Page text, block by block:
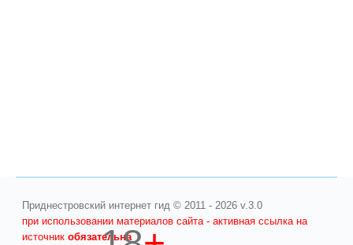
Приднестровский интернет гид © 2011 - 2026 v.3.0
при использовании материалов сайта - активная ссылка на
источникобязательна